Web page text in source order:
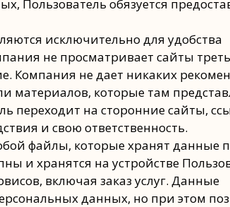
Пользователь обязуется
исключительно для удобства
не просматривает сайты
Компания не дает никаких
материалов, которые там
переходит на сторонние сайты,
и свою ответственность.
файлы, которые хранят данные
и хранятся на устройстве
включая заказ услуг. Данные
данных, но при этом